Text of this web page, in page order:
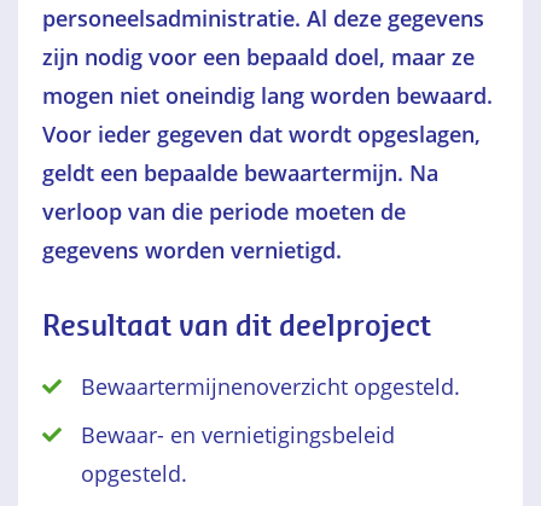
personeelsadministratie. Al deze gegevens
zijn nodig voor een bepaald doel, maar ze
mogen niet oneindig lang worden bewaard.
Voor ieder gegeven dat wordt opgeslagen,
geldt een bepaalde bewaartermijn. Na
verloop van die periode moeten de
gegevens worden vernietigd.
Resultaat van dit deelproject
Bewaartermijnenoverzicht opgesteld.
Bewaar- en vernietigingsbeleid
opgesteld.